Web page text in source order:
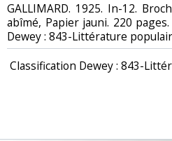
‎GALLIMARD. 1925. In-12.
abîmé, Papier jauni. 220
Dewey : 843-Littérature
Classification Dewey : 843-